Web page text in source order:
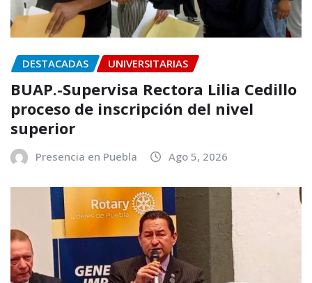
DESTACADAS UNIVERSITARIAS
BUAP.-Supervisa Rectora Lilia Cedillo
proceso de inscripción del nivel
superior
Presencia en Puebla Ago 5, 2026